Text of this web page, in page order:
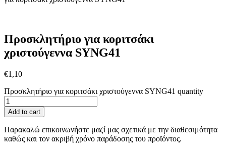
Προσκλητήριο για κοριτσάκι
χριστούγεννα SYNG41
€1,10
Προσκλητήριο για κοριτσάκι χριστούγεννα SYNG41 quantity
Add to cart
Παρακαλώ επικοινωνήστε μαζί μας σχετικά με την διαθεσιμότητα
καθώς και τον ακριβή χρόνο παράδοσης του προϊόντος.